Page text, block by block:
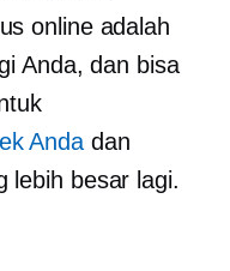
online adalah
Anda, dan bisa
Anda dan
lebih besar lagi.